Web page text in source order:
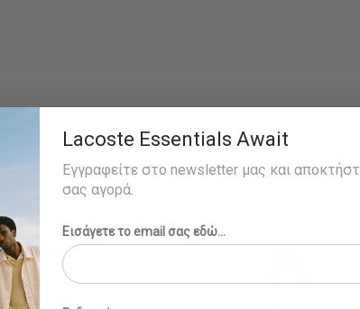
Lacoste Essentials Await
Εγγραφείτε στο newsletter μας και
σας αγορά.
Εισάγετε το email σας εδώ...